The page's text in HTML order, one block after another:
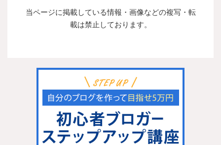
当ページに掲載している情報・画像などの複写・転
載は禁止しております。